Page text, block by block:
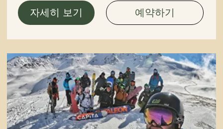
자세히 보기
1인당 850달러부터
예약하기
최적 시즌: 5월~9월
난이도: 중급